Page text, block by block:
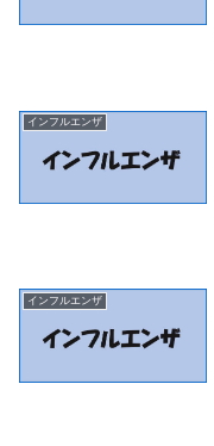
インフルエンザ
インフルエンザ